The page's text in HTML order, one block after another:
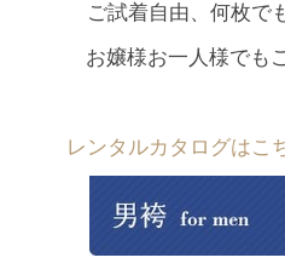
ご試着自由、何枚で
お嬢様お一人様でも
レンタルカタログはこ